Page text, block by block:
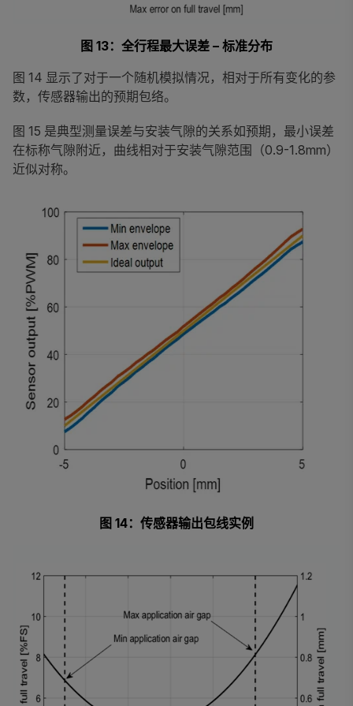
图 13：全行程最大误差 – 标准分布
图 14 显示了对于一个随机模拟情况，相对于所有变化的参
数，传感器输出的预期包络。
图 15 是典型测量误差与安装气隙的关系如预期，最小误差
在标称气隙附近，曲线相对于安装气隙范围（0.9-1.8mm）
近似对称。
图 14：传感器输出包线实例